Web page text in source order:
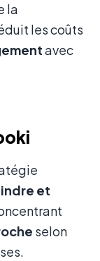
la
les coûts
avec
et
selon